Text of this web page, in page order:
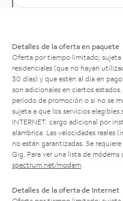
Detalles de la oferta en paquete
Oferta por tiempo limitado; sujeta
residenciales (que no hayan
30 días) y que estén al día en
son adicionales en ciertos
período de promoción o si no se
sujeta a que los servicios elegibles
INTERNET: cargo adicional por
alámbrica. Las velocidades reales
no están garantizadas. Se
Gig. Para ver una lista de
spectrum.net/modem
Detalles de la oferta de Internet